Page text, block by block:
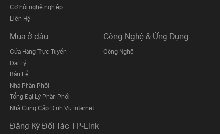
Cơ hội nghề nghiệp
Liên Hệ
Mua ở đâu
Cửa Hàng Trực Tuyến
Đại Lý
Bán Lẻ
Nhà Phân Phối
Tổng Đại Lý Phân Phối
Nhà Cung Cấp Dịnh Vụ Internet
Công Nghệ & Ứng Dụng
Công Nghệ
Đăng Ký Đối Tác TP-Link